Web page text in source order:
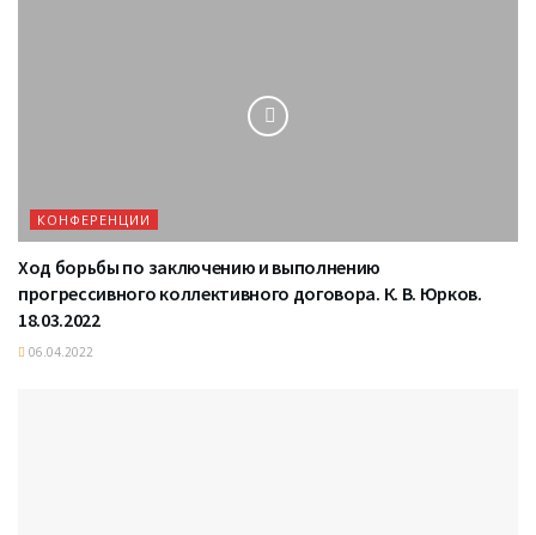
КОНФЕРЕНЦИИ
Ход борьбы по заключению и выполнению
прогрессивного коллективного договора. К. В. Юрков.
18.03.2022
06.04.2022